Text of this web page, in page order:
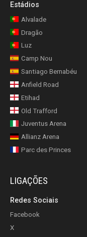
Estádios
Alvalade
Dragão
Luz
Camp Nou
Santiago Bernabéu
Anfield Road
Etihad
Old Trafford
Juventus Arena
Allianz Arena
Parc des Princes
LIGAÇÕES
Redes Sociais
Facebook
X